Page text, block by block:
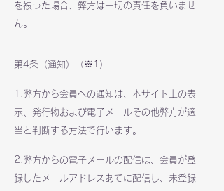
を被った場合、弊方は一切の責任を負いませ
ん。
第4条（通知）（※1）
1.弊方から会員への通知は、本サイト上の表
示、発行物および電子メールその他弊方が適
当と判断する方法で行います。
2.弊方からの電子メールの配信は、会員が登
録したメールアドレスあてに配信し、未登録